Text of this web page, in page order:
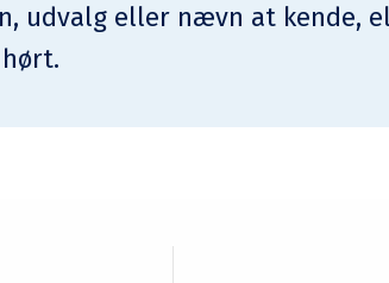
udvalg eller nævn at kende,